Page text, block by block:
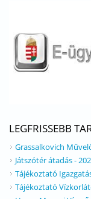
LEGFRISSEBB
Grassalkovich
Játszótér átadás -
Tájékoztató
Tájékoztató